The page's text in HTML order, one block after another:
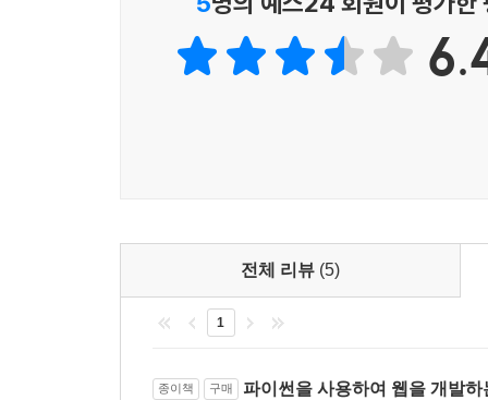
4.4 HTTP 오류 핸들링 242
4.5 메시지 Flashing 248
4.6 Ajax 처리 257
5.4 HTTP 메서드 덮어쓰기 299
CHAPTER 6 Flask 애플리케이션 테스트 305
6.1 테스팅 스켈레톤 작성 307
6.3 어설션 메서드 사용 318
전체 리뷰 (5)
1
종이책 구매 파이썬을 사용하여 웹을 개발